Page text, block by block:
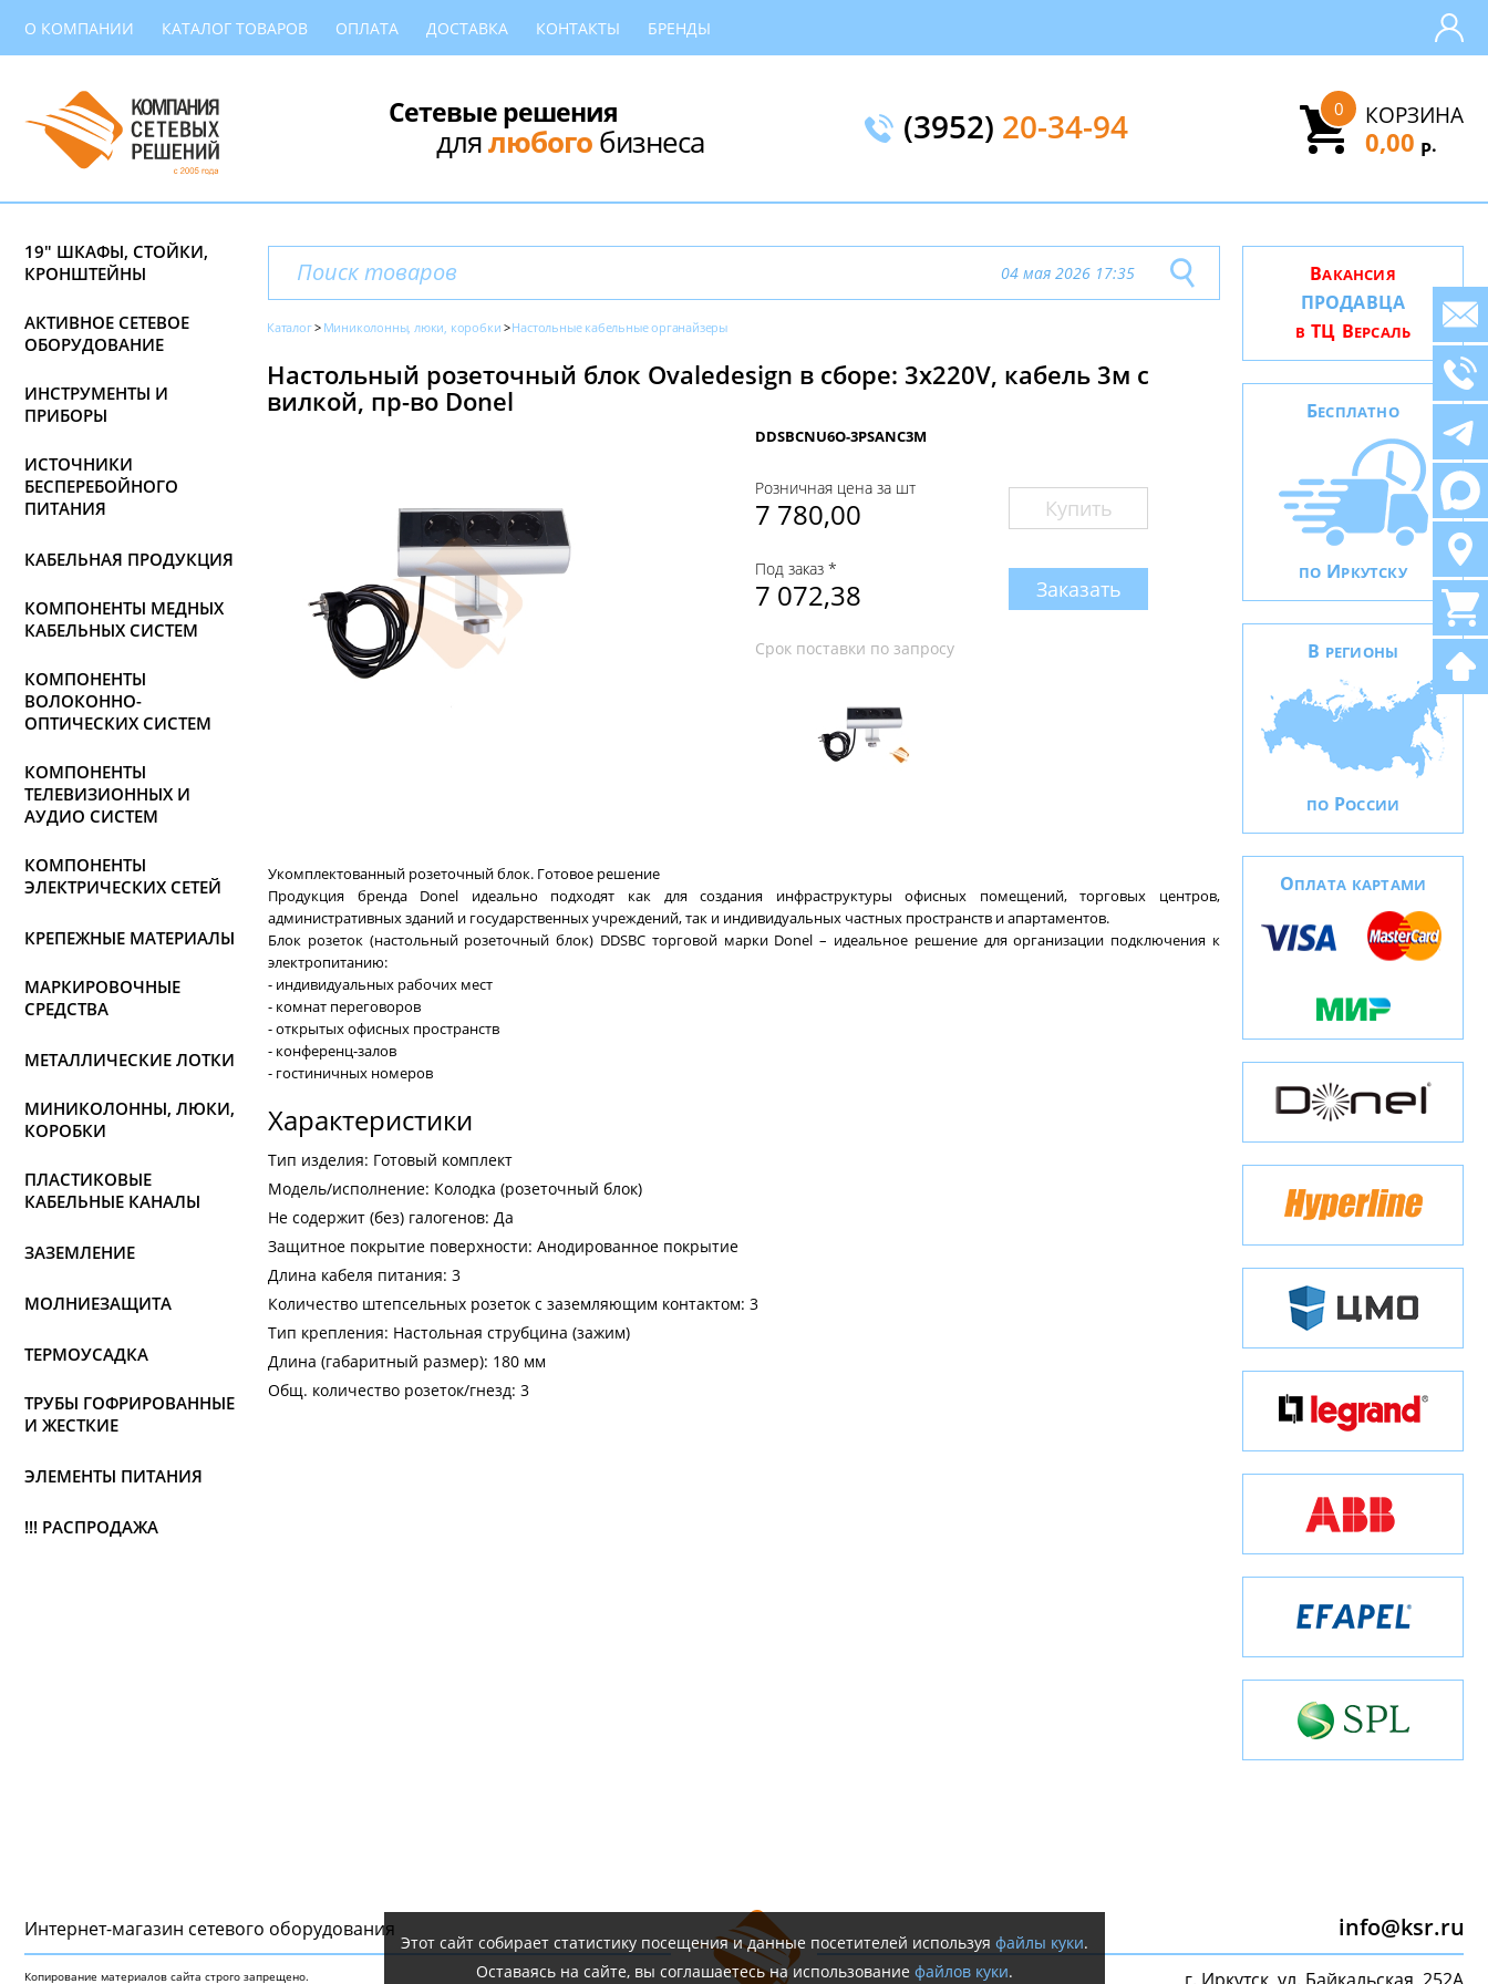
О КОМПАНИИ КАТАЛОГ ТОВАРОВ ОПЛАТА ДОСТАВКА КОНТАКТЫ БРЕНДЫ
Сетевые решения
длялюбогобизнеса (3952) 20-34-94 КОРЗИНА
0
0,00 Р.
19" ШКАФЫ, СТОЙКИ,
КРОНШТЕЙНЫ
АКТИВНОЕ СЕТЕВОЕ
ОБОРУДОВАНИЕ
ИНСТРУМЕНТЫ И
ПРИБОРЫ
ИСТОЧНИКИ
БЕСПЕРЕБОЙНОГО
ПИТАНИЯ
КАБЕЛЬНАЯ ПРОДУКЦИЯ
КОМПОНЕНТЫ МЕДНЫХ
КАБЕЛЬНЫХ СИСТЕМ
КОМПОНЕНТЫ
ВОЛОКОННО-
ОПТИЧЕСКИХ СИСТЕМ
КОМПОНЕНТЫ
ТЕЛЕВИЗИОННЫХ И
АУДИО СИСТЕМ
КОМПОНЕНТЫ
ЭЛЕКТРИЧЕСКИХ СЕТЕЙ
КРЕПЕЖНЫЕ МАТЕРИАЛЫ
МАРКИРОВОЧНЫЕ
СРЕДСТВА
МЕТАЛЛИЧЕСКИЕ ЛОТКИ
МИНИКОЛОННЫ, ЛЮКИ,
КОРОБКИ
ПЛАСТИКОВЫЕ
КАБЕЛЬНЫЕ КАНАЛЫ
ЗАЗЕМЛЕНИЕ
МОЛНИЕЗАЩИТА
ТЕРМОУСАДКА
ТРУБЫ ГОФРИРОВАННЫЕ
И ЖЕСТКИЕ
ЭЛЕМЕНТЫ ПИТАНИЯ
!!! РАСПРОДАЖА
04 мая 2026 17:35
Каталог Миниколонны, люки, коробки Настольные кабельные органайзеры
Настольный розеточный блок Ovaledesign в сборе: 3х220V, кабель 3м с
вилкой, пр-во Donel
DDSBCNU6O-3PSANC3M
Розничная цена за шт
7 780,00 Купить
Под заказ *
7 072,38 Заказать
Срок поставки по запросу
Укомплектованный розеточный блок. Готовое решение
Продукция бренда Donel идеально подходят как для создания инфраструктуры офисных помещений, торговых центров,
административных зданий и государственных учреждений, так и индивидуальных частных пространств и апартаментов.
Блок розеток (настольный розеточный блок) DDSBC торговой марки Donel – идеальное решение для организации подключения к
электропитанию:
- индивидуальных рабочих мест
- комнат переговоров
- открытых офисных пространств
- конференц-залов
- гостиничных номеров
Характеристики
Тип издeлия: Готовый комплект
Модель/исполнение: Колодка (розеточный блок)
Не содержит (без) галогенов: Да
Защитное покрытие поверхности: Анодированное покрытие
Длина кабеля питания: 3
Количество штепсельных розеток с заземляющим контактом: 3
Тип крепления: Настольная струбцина (зажим)
Длина (габаритный размер): 180 мм
Общ. количество розеток/гнезд: 3
ВАКАНСИЯ
ПРОДАВЦА
В ТЦ ВЕРСАЛЬ
БЕСПЛАТНО
ПО ИРКУТСКУ
В РЕГИОНЫ
ПО РОССИИ
ОПЛАТА КАРТАМИ
Интернет-магазин сетeвого оборудования
Копирование материалов сайта строго запрещено.
info@ksr.ru
Этот сайт собирает статистику посещения и данные посетителей используя файлы куки.
Оставаясь на сайте, вы соглашаетесь на использование файлов куки.